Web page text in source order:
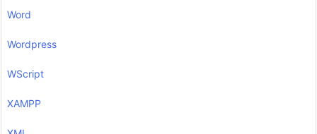
Word
Wordpress
WScript
XAMPP